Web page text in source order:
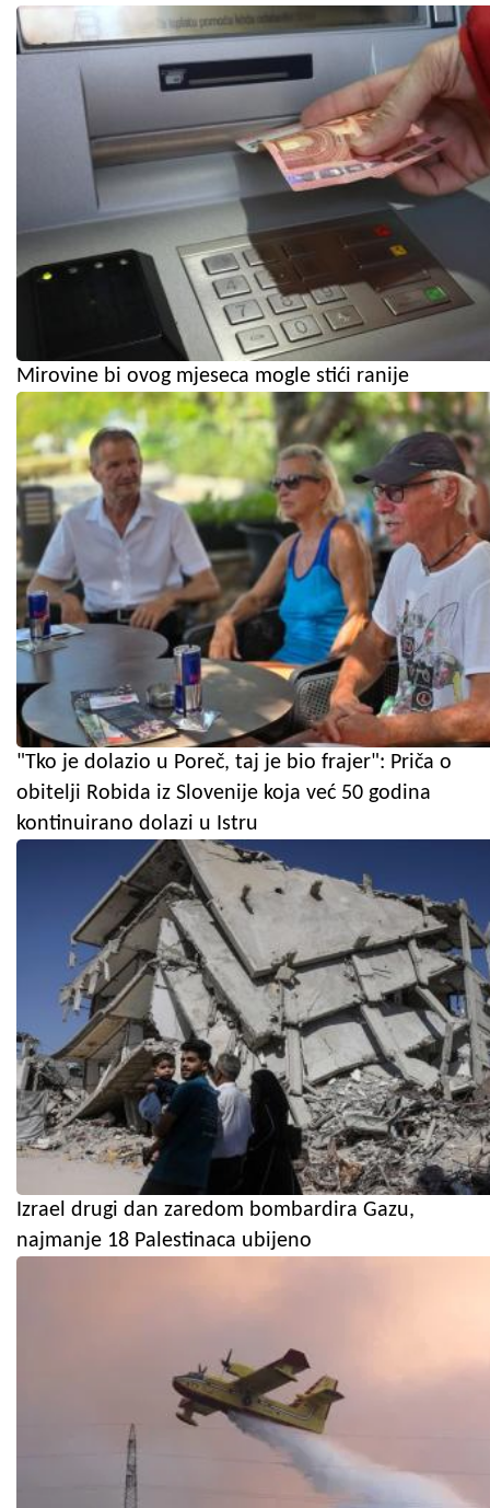
Mirovine bi ovog mjeseca mogle stići ranije
"Tko je dolazio u Poreč, taj je bio frajer": Priča o
obitelji Robida iz Slovenije koja već 50 godina
kontinuirano dolazi u Istru
Izrael drugi dan zaredom bombardira Gazu,
najmanje 18 Palestinaca ubijeno